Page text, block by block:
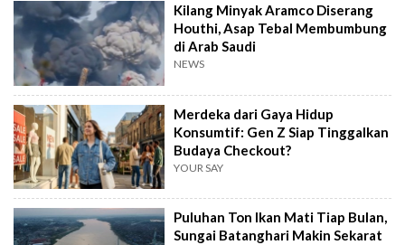
Kilang Minyak Aramco Diserang
Houthi, Asap Tebal Membumbung
di Arab Saudi
NEWS
Merdeka dari Gaya Hidup
Konsumtif: Gen Z Siap Tinggalkan
Budaya Checkout?
YOUR SAY
Puluhan Ton Ikan Mati Tiap Bulan,
Sungai Batanghari Makin Sekarat